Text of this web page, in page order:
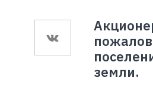
земли.